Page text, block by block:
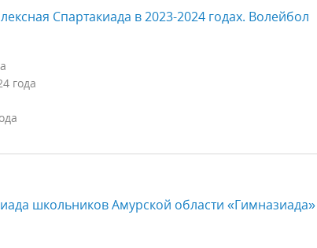
Спартакиада в 2023-2024 годах. Волейбол
года
школьников Амурской области «Гимназиада»